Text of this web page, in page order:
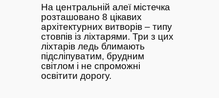
На центральній алеї містечка
розташовано 8 цікавих
архітектурних витворів – типу
стовпів із ліхтарями. Три з цих
ліхтарів ледь блимають
підсліпуватим, брудним
світлом і не спроможні
освітити дорогу.